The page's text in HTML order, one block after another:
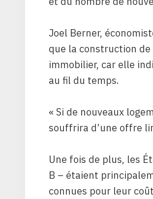
Joel Berner,
que la construction
immobilier, car elle
au fil du temps.
« Si de nouveaux
souffrira d’une offre
Une fois de plus, les
B – étaient
connues pour leur